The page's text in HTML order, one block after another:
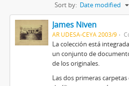
Sort by: Date modified
James Niven
AR UDESA-CEYA 2003/9
La colección está
un conjunto de
de los originales.
Las dos primeras